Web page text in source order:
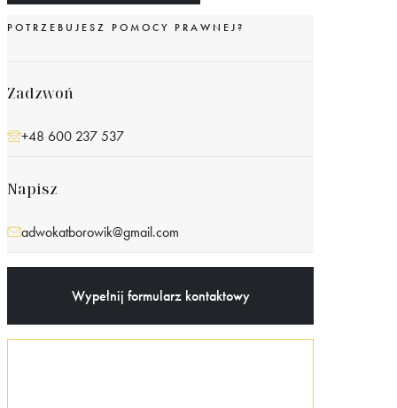
POTRZEBUJESZ POMOCY PRAWNEJ?
Zadzwoń
+48 600 237 537
Napisz
adwokatborowik@gmail.com
Wypełnij formularz kontaktowy